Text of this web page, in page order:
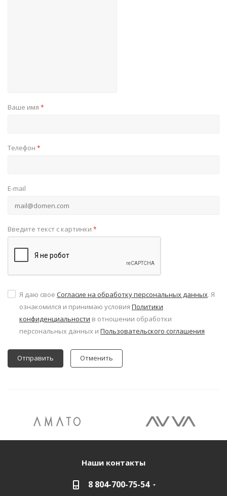
Ваше имя *
Телефон *
E-mail
Введите текст с картинки *
Я даю свое Согласие на обработку персональных данных. Я
ознакомился и принимаю условия Политики
конфиденциальности в отношении обработки
персональных данных и Пользовательского соглашения
Отменить
Наши контакты
8 804-700-75-54